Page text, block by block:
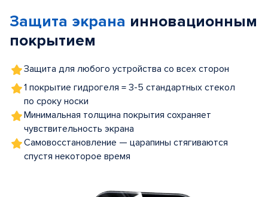
5
Защита экрана инновационным
покрытием
Защита для любого устройства со всех сторон
1 покрытие гидрогеля = 3-5 стандартных стекол
по сроку носки
Минимальная толщина покрытия сохраняет
чувствительность экрана
Самовосстановление — царапины стягиваются
спустя некоторое время